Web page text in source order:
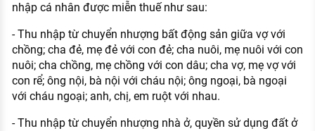
nhập cá nhân được miễn thuế như sau:
- Thu nhập từ chuyển nhượng bất động sản giữa vợ với
chồng; cha đẻ, mẹ đẻ với con đẻ; cha nuôi, mẹ nuôi với con
nuôi; cha chồng, mẹ chồng với con dâu; cha vợ, mẹ vợ với
con rể; ông nội, bà nội với cháu nội; ông ngoại, bà ngoại
với cháu ngoại; anh, chị, em ruột với nhau.
- Thu nhập từ chuyển nhượng nhà ở, quyền sử dụng đất ở